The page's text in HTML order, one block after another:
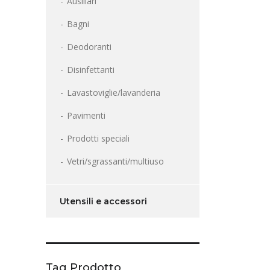
Bagni
Deodoranti
Disinfettanti
Lavastoviglie/lavanderia
Pavimenti
Prodotti speciali
Vetri/sgrassanti/multiuso
Utensili e accessori